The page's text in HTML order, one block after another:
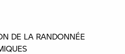
DE LA RANDONNÉE